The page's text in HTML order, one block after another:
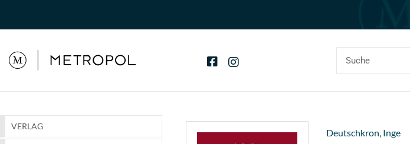
VERLAG
Deutschkron‚ Inge